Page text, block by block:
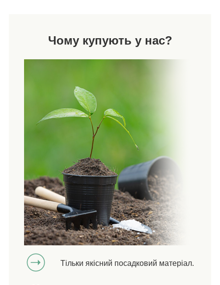
Чому купують у нас?
Тільки якісний посадковий матеріал.